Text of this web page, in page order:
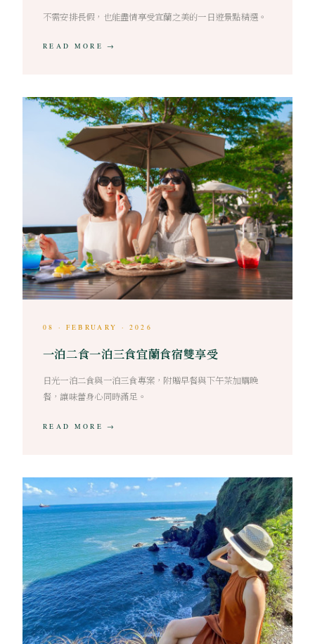
不需安排長假，也能盡情享受宜蘭之美的一日遊景點精選。
READ MORE →
08 · FEBRUARY · 2026
一泊二食一泊三食宜蘭食宿雙享受
日光一泊二食與一泊三食專案，附贈早餐與下午茶加購晚
餐，讓味蕾身心同時滿足。
READ MORE →